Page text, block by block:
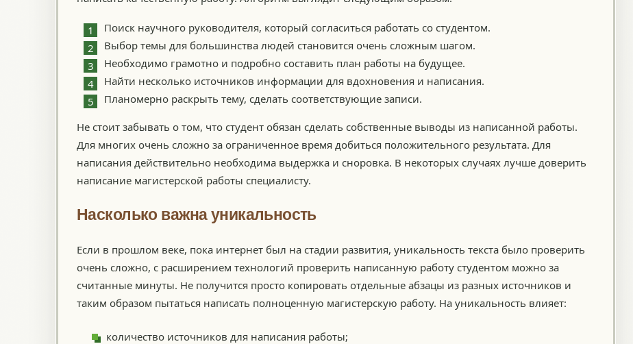
Поиск научного руководителя, который согласиться работать со студентом.
Выбор темы для большинства людей становится очень сложным шагом.
Необходимо грамотно и подробно составить план работы на будущее.
Найти несколько источников информации для вдохновения и написания.
Планомерно раскрыть тему, сделать соответствующие записи.
Не стоит забывать о том, что студент обязан сделать собственные выводы из написанной работы.
Для многих очень сложно за ограниченное время добиться положительного результата. Для
написания действительно необходима выдержка и сноровка. В некоторых случаях лучше доверить
написание магистерской работы специалисту.
Насколько важна уникальность
Если в прошлом веке, пока интернет был на стадии развития, уникальность текста было проверить
очень сложно, с расширением технологий проверить написанную работу студентом можно за
считанные минуты. Не получится просто копировать отдельные абзацы из разных источников и
таким образом пытаться написать полноценную магистерскую работу. На уникальность влияет:
количество источников для написания работы;